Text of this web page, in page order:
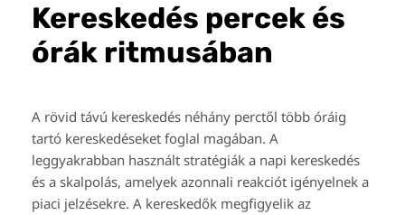
Kereskedés percek és
órák ritmusában
A rövid távú kereskedés néhány perctől több óráig
tartó kereskedéseket foglal magában. A
leggyakrabban használt stratégiák a napi kereskedés
és a skalpolás, amelyek azonnali reakciót igényelnek a
piaci jelzésekre. A kereskedők megfigyelik az